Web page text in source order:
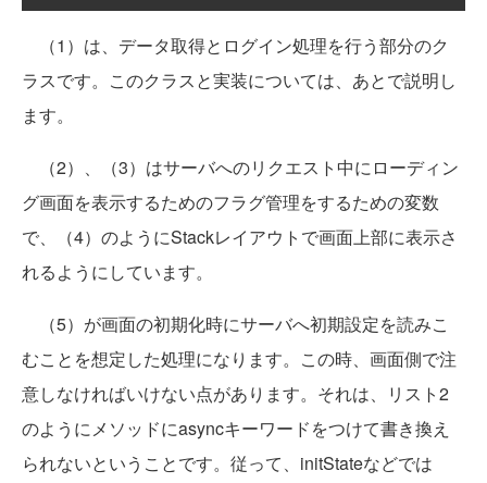
（1）は、データ取得とログイン処理を行う部分のク
ラスです。このクラスと実装については、あとで説明し
ます。
（2）、（3）はサーバへのリクエスト中にローディン
グ画面を表示するためのフラグ管理をするための変数
で、（4）のようにStackレイアウトで画面上部に表示さ
れるようにしています。
（5）が画面の初期化時にサーバへ初期設定を読みこ
むことを想定した処理になります。この時、画面側で注
意しなければいけない点があります。それは、リスト2
のようにメソッドにasyncキーワードをつけて書き換え
られないということです。従って、initStateなどでは